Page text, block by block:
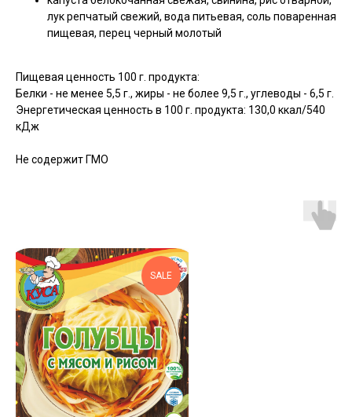
лук репчатый свежий, вода питьевая, соль поваренная
пищевая, перец черный молотый
Пищевая ценность 100 г. продукта:
Белки - не менее 5,5 г., жиры - не более 9,5 г., углеводы - 6,5 г.
Энергетическая ценность в 100 г. продукта: 130,0 ккал/540
кДж
Не содержит ГМО
SALE